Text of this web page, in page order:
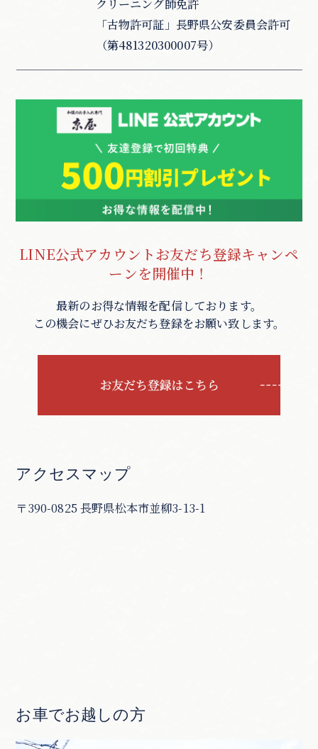
クリーニング師免許
「古物許可証」長野県公安委員会許可
（第481320300007号）
LINE公式アカウントお友だち登録キャンペ
ーンを開催中！
最新のお得な情報を配信しております。
この機会にぜひお友だち登録をお願い致します。
アクセスマップ
〒390-0825 長野県松本市並柳3-13-1
お車でお越しの方